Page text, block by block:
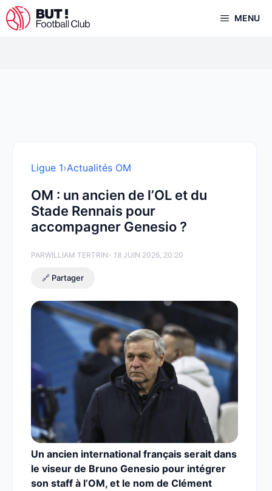
Aller
au
MENU
Ligue 1›Actualités OM
OM : un ancien de l’OL et du
Stade Rennais pour
accompagner Genesio ?
PARWILLIAM TERTRIN- 18 JUIN 2026, 20:20
🔗 Partager
Un ancien international français serait dans
le viseur de Bruno Genesio pour intégrer
son staff à l’OM, et le nom de Clément